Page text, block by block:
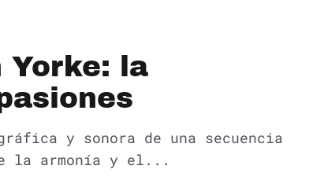
Yorke: la
y sonora de una secuencia
la armonía y el...